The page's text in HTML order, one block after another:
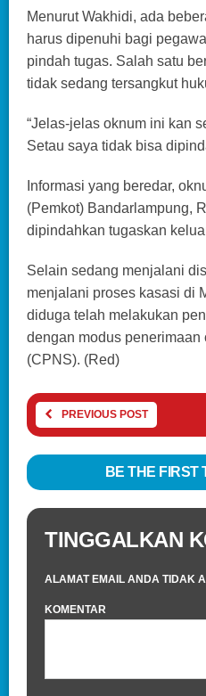
Menurut Wakhidi, ada
harus dipenuhi bagi
pindah tugas. Salah satu
tidak sedang tersangkut
“Jelas-jelas oknum ini kan
Setau saya tidak bisa
Informasi yang beredar,
(Pemkot) Bandarlampung,
dipindahkan tugaskan
Selain sedang menjalani
menjalani proses kasasi di
diduga telah melakukan
dengan modus penerimaan
(CPNS). (Red)
PREVIOUS POST
BE THE FIRST
TINGGALKAN
ALAMAT EMAIL ANDA TIDAK
KOMENTAR